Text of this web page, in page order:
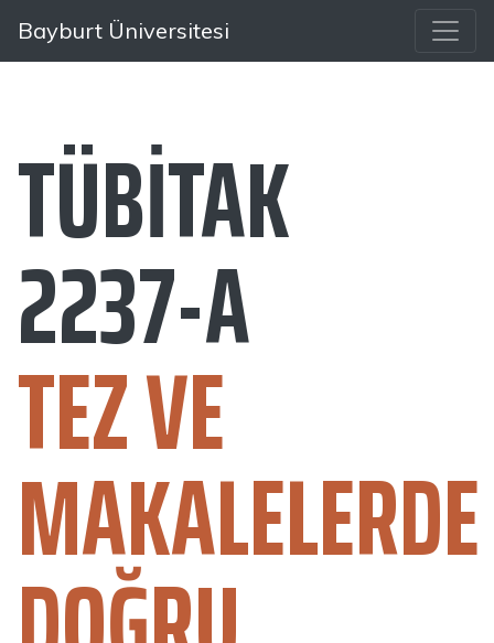
Bayburt Üniversitesi
TÜBİTAK
2237-A
TEZ VE
MAKALELERDE